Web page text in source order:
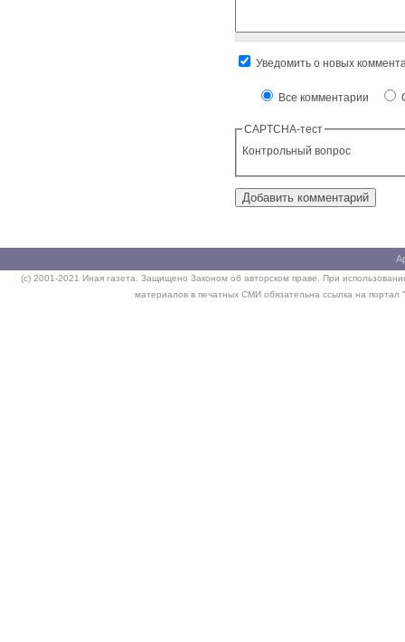
Уведомить о новых
Все комментарии
CAPTCHA-тест
Контрольный вопрос
(c) 2001-2021 Иная газета. Защищено Законом об авторском праве. При
материалов в печатных СМИ обязательна ссылка на